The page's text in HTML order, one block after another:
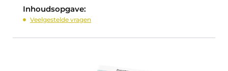
Inhoudsopgave:
Veelgestelde vragen